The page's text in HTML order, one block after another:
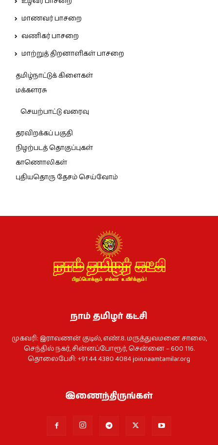
மாணவர் பாசறை
வணிகர் பாசறை
மாற்றுத் திறனாளிகள் பாசறை
தமிழ்நாட்டுக் கிளைகள்
மக்களரசு
செயற்பாட்டு வரைவு
தரவிறக்கப் பகுதி
நிழற்படத் தொகுப்புகள்
காணொலிகள்
புதியதொரு தேசம் செய்வோம்
நாம் தமிழர் கட்சி
முகவரி: இராவணன் குடில், எண்.8. மருத்துவமனை சாலை,
செந்தில் நகர், சின்னப்போரூர், சென்னை – 600 116.
தொலைபேசி: +91 44 4380 4084join.naamtamilar.org
இணைந்திருங்கள்